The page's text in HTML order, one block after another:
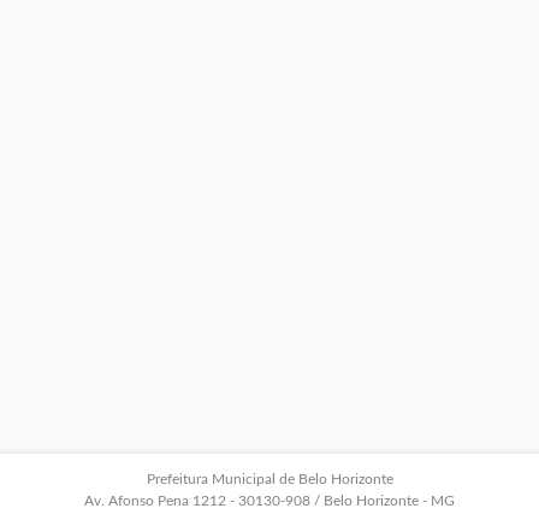
Prefeitura Municipal de Belo Horizonte
Av. Afonso Pena 1212 - 30130-908 / Belo Horizonte - MG